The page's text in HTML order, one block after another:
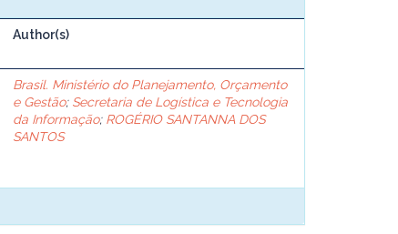
Author(s)
Brasil. Ministério do Planejamento, Orçamento
e Gestão; Secretaria de Logística e Tecnologia
da Informação; ROGÉRIO SANTANNA DOS
SANTOS